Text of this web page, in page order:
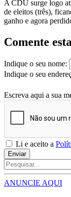
A CDU surge logo
de eleitos (três),
ganho e agora
Comente
Indique o seu nome:
Indique o seu
Escreva aqui a sua
Li e aceito a
Enviar
ANUNCIE AQUI